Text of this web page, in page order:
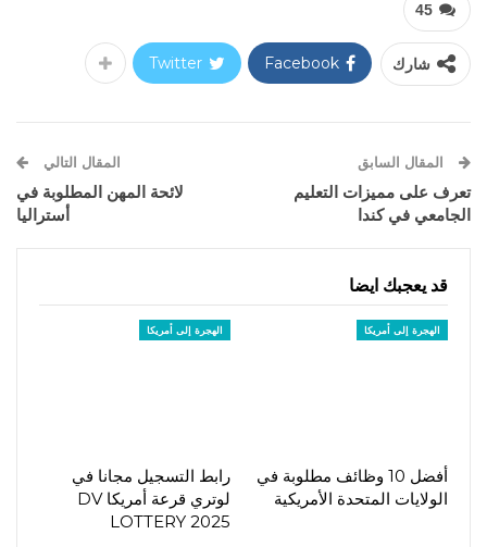
45
شارك Facebook
Twitter
المقال السابق
تعرف على مميزات التعليم
الجامعي في كندا
المقال التالي
لائحة المهن المطلوبة في
أستراليا
قد يعجبك ايضا
الهجرة إلى أمريكا
أفضل 10 وظائف مطلوبة في
الولايات المتحدة الأمريكية
الهجرة إلى أمريكا
رابط التسجيل مجانا في
لوتري قرعة أمريكا DV
LOTTERY 2025